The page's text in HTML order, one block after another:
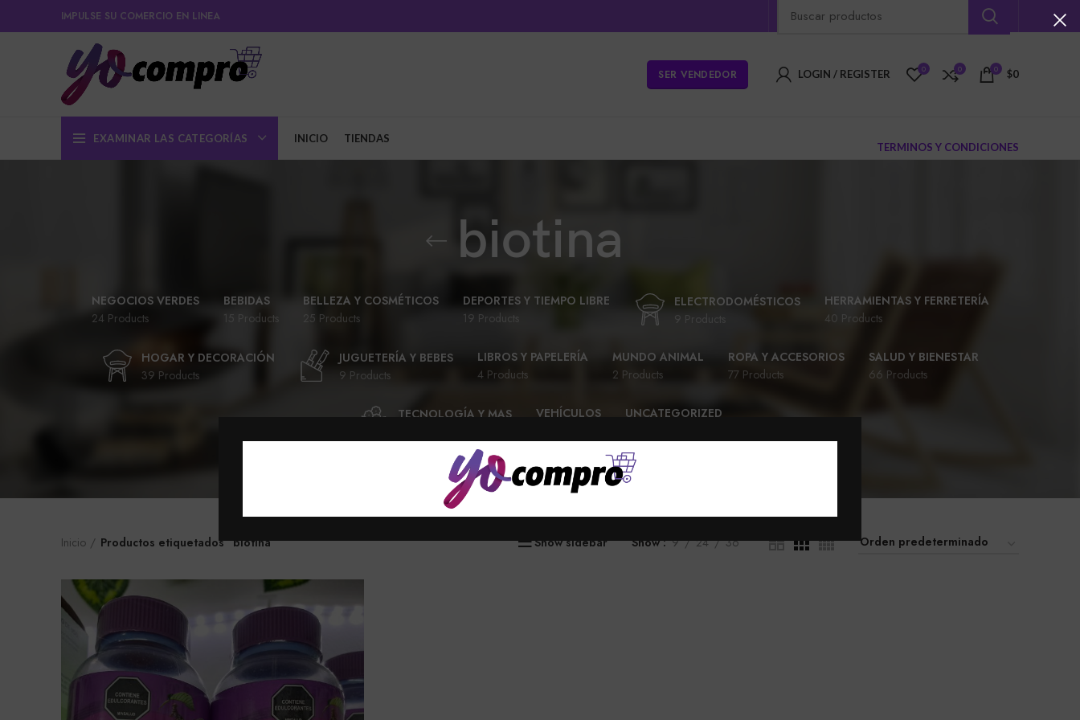
IMPULSE SU COMERCIO EN LINEA
SER VENDEDOR LOGIN / REGISTER 0 0 0 $0
EXAMINAR LAS CATEGORÍAS INICIO TIENDAS
TERMINOS Y CONDICIONES
biotina
NEGOCIOS VERDES
24 Products
BEBIDAS
15 Products
BELLEZA Y COSMÉTICOS
25 Products
DEPORTES Y TIEMPO LIBRE
19 Products
ELECTRODOMÉSTICOS
9 Products
HERRAMIENTAS Y FERRETERÍA
40 Products
HOGAR Y DECORACIÓN
39 Products
JUGUETERÍA Y BEBES
9 Products
LIBROS Y PAPELERÍA
4 Products
MUNDO ANIMAL
2 Products
ROPA Y ACCESORIOS
77 Products
SALUD Y BIENESTAR
66 Products
TECNOLOGÍA Y MAS
VEHÍCULOS
UNCATEGORIZED
Inicio Productos etiquetados “biotina” Show sidebar Show 9 24 36